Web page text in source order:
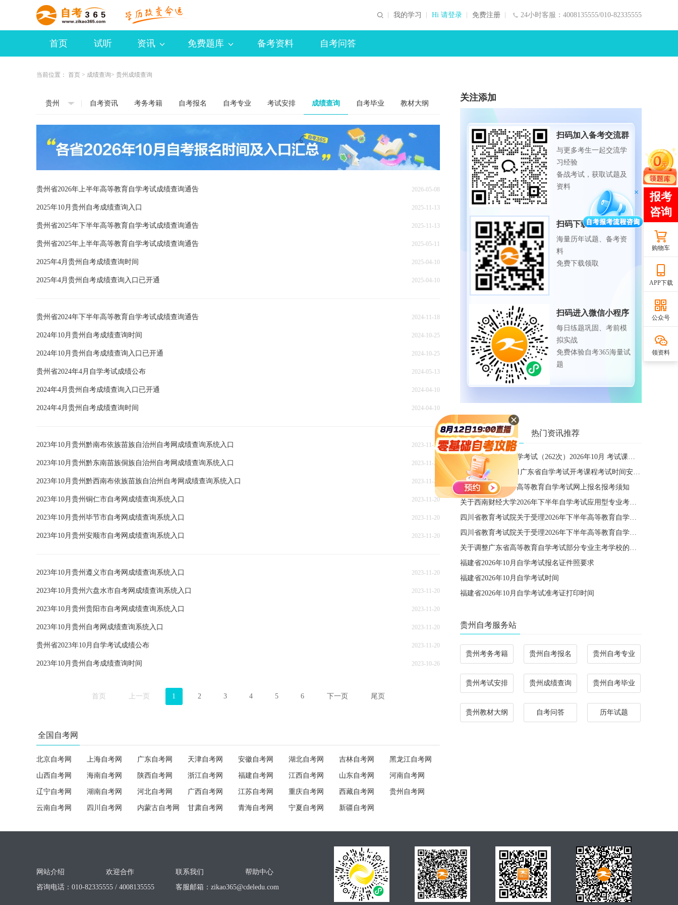
24小时客服：4008135555/010-82335555
我的学习 Hi 请登录 免费注册
首页 试听 资讯 免费题库 备考资料 自考问答
当前位置： 首页 > 成绩查询> 贵州成绩查询
贵州 自考资讯 考务考籍 自考报名 自考专业 考试安排 成绩查询 自考毕业 教材大纲
贵州省2026年上半年高等教育自学考试成绩查询通告 2026-05-08
2025年10月贵州自考成绩查询入口 2025-11-13
贵州省2025年下半年高等教育自学考试成绩查询通告 2025-11-13
贵州省2025年上半年高等教育自学考试成绩查询通告 2025-05-11
2025年4月贵州自考成绩查询时间 2025-04-10
2025年4月贵州自考成绩查询入口已开通 2025-04-10
贵州省2024年下半年高等教育自学考试成绩查询通告 2024-11-18
2024年10月贵州自考成绩查询时间 2024-10-25
2024年10月贵州自考成绩查询入口已开通 2024-10-25
贵州省2024年4月自学考试成绩公布 2024-05-13
2024年4月贵州自考成绩查询入口已开通 2024-04-10
2024年4月贵州自考成绩查询时间 2024-04-10
2023年10月贵州黔南布依族苗族自治州自考网成绩查询系统入口 2023-11-20
2023年10月贵州黔东南苗族侗族自治州自考网成绩查询系统入口 2023-11-20
2023年10月贵州黔西南布依族苗族自治州自考网成绩查询系统入口 2023-11-20
2023年10月贵州铜仁市自考网成绩查询系统入口 2023-11-20
2023年10月贵州毕节市自考网成绩查询系统入口 2023-11-20
2023年10月贵州安顺市自考网成绩查询系统入口 2023-11-20
2023年10月贵州遵义市自考网成绩查询系统入口 2023-11-20
2023年10月贵州六盘水市自考网成绩查询系统入口 2023-11-20
2023年10月贵州贵阳市自考网成绩查询系统入口 2023-11-20
2023年10月贵州自考网成绩查询系统入口 2023-11-20
贵州省2023年10月自学考试成绩公布 2023-11-20
2023年10月贵州自考成绩查询时间 2023-10-26
首页 上一页 1 2 3 4 5 6 下一页 尾页
全国自考网
北京自考网 上海自考网 广东自考网 天津自考网 安徽自考网 湖北自考网 吉林自考网 黑龙江自考网
山西自考网 海南自考网 陕西自考网 浙江自考网 福建自考网 江西自考网 山东自考网 河南自考网
辽宁自考网 湖南自考网 河北自考网 广西自考网 江苏自考网 重庆自考网 西藏自考网 贵州自考网
云南自考网 四川自考网 内蒙古自考网 甘肃自考网 青海自考网 宁夏自考网 新疆自考网
关注添加
扫码加入备考交流群
与更多考生一起交流学
习经验
备战考试，获取试题及
资料
扫码下载APP
海量历年试题、备考资
料
免费下载领取
扫码进入微信小程序
每日练题巩固、考前模
拟实战
免费体验自考365海量试
题
相关资讯推荐 热门资讯推荐
四川省高等教育自学考试（262次）2026年10月 考试课程简表
关于公布2027年1月广东省自学考试开考课程考试时间安排和使用教材的通知
广东省2026年10月高等教育自学考试网上报名报考须知
关于西南财经大学2026年下半年自学考试应用型专业考籍更改办理的通知
四川省教育考试院关于受理2026年下半年高等教育自学考试省际转考申请的通告
四川省教育考试院关于受理2026年下半年高等教育自学考试考籍更改申请的通告
关于调整广东省高等教育自学考试部分专业主考学校的通知
福建省2026年10月自学考试报名证件照要求
福建省2026年10月自学考试时间
福建省2026年10月自学考试准考证打印时间
贵州自考服务站
贵州考务考籍 贵州自考报名 贵州自考专业
贵州考试安排 贵州成绩查询 贵州自考毕业
贵州教材大纲 自考问答 历年试题
购物车
APP下载
公众号
领资料
网站介绍 欢迎合作 联系我们
帮助中心
咨询电话：010-82335555 / 4008135555
客服邮箱： zikao365@cdeledu.com